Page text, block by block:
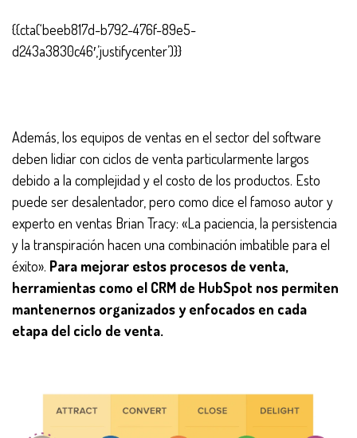
{{cta(‘beeb817d-b792-476f-89e5-
d243a3830c46′,’justifycenter’)}}
Además, los equipos de ventas en el sector del software
deben lidiar con ciclos de venta particularmente largos
debido a la complejidad y el costo de los productos. Esto
puede ser desalentador, pero como dice el famoso autor y
experto en ventas Brian Tracy: «La paciencia, la persistencia
y la transpiración hacen una combinación imbatible para el
éxito». Para mejorar estos procesos de venta,
herramientas como el CRM de HubSpot nos permiten
mantenernos organizados y enfocados en cada
etapa del ciclo de venta.